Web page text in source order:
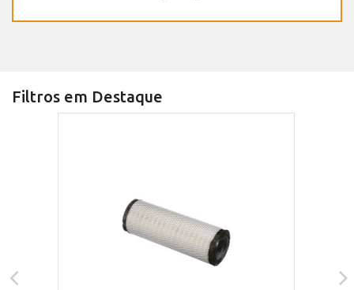
Filtros em Destaque